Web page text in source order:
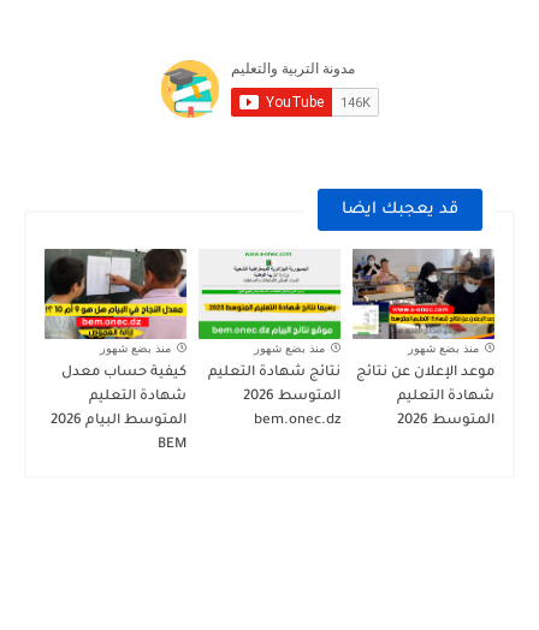
قد يعجبك ايضا
منذ بضع شهور
موعد الإعلان عن نتائج
شهادة التعليم
المتوسط 2026
منذ بضع شهور
نتائج شهادة التعليم
المتوسط 2026
bem.onec.dz
منذ بضع شهور
كيفية حساب معدل
شهادة التعليم
المتوسط البيام 2026
BEM